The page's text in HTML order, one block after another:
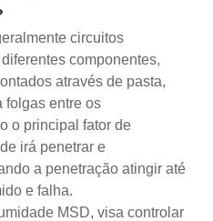
circuitos
componentes,
através de pasta,
folgas entre os
o principal fator de
irá penetrar e
a penetração atingir até
e falha.
MSD, visa controlar